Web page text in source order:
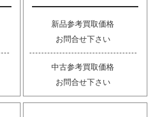
新品参考買取価格
お問合せ下さい
中古参考買取価格
お問合せ下さい